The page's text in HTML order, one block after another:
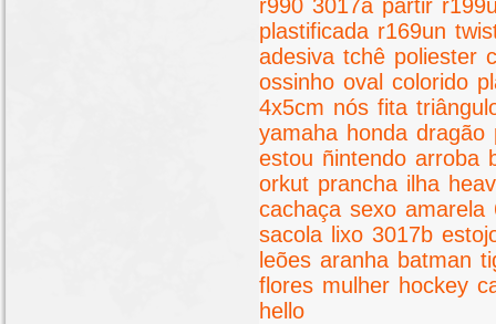
r990 3017a partir
plastificada r169un
adesiva tchê poliester
ossinho oval colorido
4x5cm nós fita
yamaha honda dragão
estou ñintendo arroba
orkut prancha ilha
cachaça sexo amarela
sacola lixo 3017b
leões aranha batman
flores mulher hockey
hello